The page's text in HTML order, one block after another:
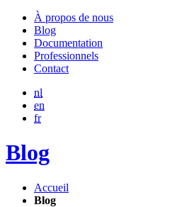
À propos de nous
Blog
Documentation
Professionnels
Contact
nl
en
fr
Blog
Accueil
Blog